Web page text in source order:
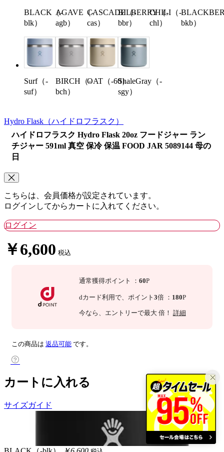
BLACK（-
blk）
AGAVE（-
agb）
CASCADE（-
cas）
BILBERRY（-
bbr）
CHILI（-
chl）
bkb）
Surf（-
suf）
BIRCH（-
bch）
OAT（-60）ShaleGray（-
sgy）
Hydro Flask （ハイドロフラスク）
ハイドロフラスク Hydro Flask 20oz フードジャー ラン
チジャー 591ml 真空 保冷 保温 FOOD JAR 5089144 母の
日
こちらは、会員価格が設定されています。
ログインしてからカートに入れてください。
ログイン
￥6,600 税込
通常獲得ポイント ： 60P
dカード利用で、 ポイント 3倍 ： 180P
今なら 、エントリーで最大 倍！ 詳細
この商品は 返品可能 です。
カートに入れる
サイズガイド